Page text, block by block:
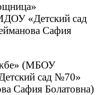
«Детский сад
Сафия
(МБОУ
сад №70»
Сафия Болатовна)